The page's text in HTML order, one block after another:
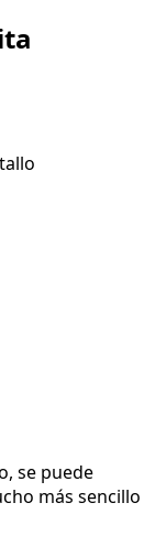
se puede
más sencillo